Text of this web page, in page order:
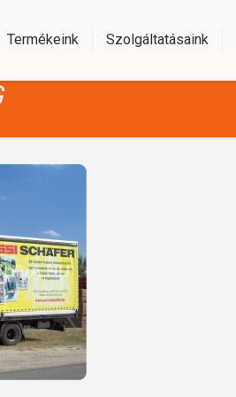
Termékeink Szolgáltatásaink